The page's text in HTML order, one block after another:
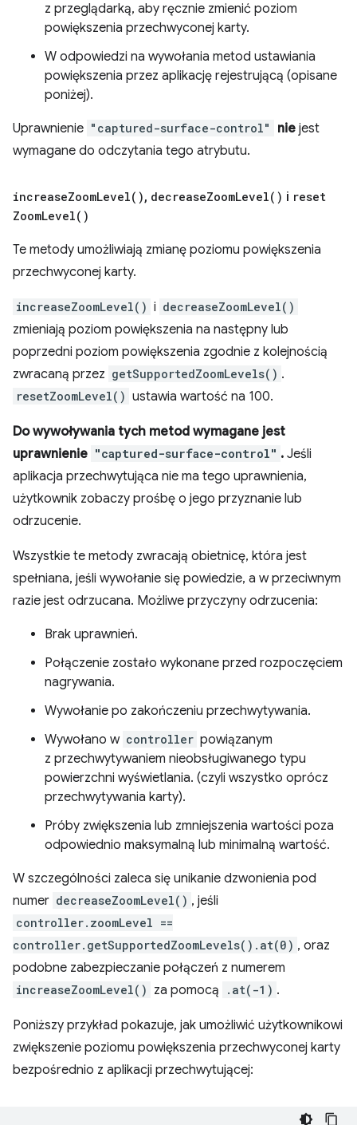
z przeglądarką, aby ręcznie zmienić poziom
powiększenia przechwyconej karty.
W odpowiedzi na wywołania metod ustawiania
powiększenia przez aplikację rejestrującą (opisane
poniżej).
Uprawnienie "captured-surface-control" nie jest
wymagane do odczytania tego atrybutu.
increaseZoomLevel( ), decreaseZoomLevel( ) i reset
ZoomLevel( )
Te metody umożliwiają zmianę poziomu powiększenia
przechwyconej karty.
increaseZoomLevel() i decreaseZoomLevel()
zmieniają poziom powiększenia na następny lub
poprzedni poziom powiększenia zgodnie z kolejnością
zwracaną przez getSupportedZoomLevels() .
resetZoomLevel() ustawia wartość na 100.
Do wywoływania tych metod wymagane jest
uprawnienie "captured-surface-control" . Jeśli
aplikacja przechwytująca nie ma tego uprawnienia,
użytkownik zobaczy prośbę o jego przyznanie lub
odrzucenie.
Wszystkie te metody zwracają obietnicę, która jest
spełniana, jeśli wywołanie się powiedzie, a w przeciwnym
razie jest odrzucana. Możliwe przyczyny odrzucenia:
Brak uprawnień.
Połączenie zostało wykonane przed rozpoczęciem
nagrywania.
Wywołanie po zakończeniu przechwytywania.
Wywołano w controller powiązanym
z przechwytywaniem nieobsługiwanego typu
powierzchni wyświetlania. (czyli wszystko oprócz
przechwytywania karty).
Próby zwiększenia lub zmniejszenia wartości poza
odpowiednio maksymalną lub minimalną wartość.
W szczególności zaleca się unikanie dzwonienia pod
numer decreaseZoomLevel() , jeśli
controller.zoomLevel ==
controller.getSupportedZoomLevels().at(0) , oraz
podobne zabezpieczanie połączeń z numerem
increaseZoomLevel() za pomocą .at(-1) .
Poniższy przykład pokazuje, jak umożliwić użytkownikowi
zwiększenie poziomu powiększenia przechwyconej karty
bezpośrednio z aplikacji przechwytującej: